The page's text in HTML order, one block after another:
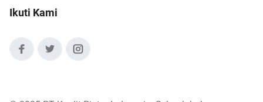
Ikuti Kami